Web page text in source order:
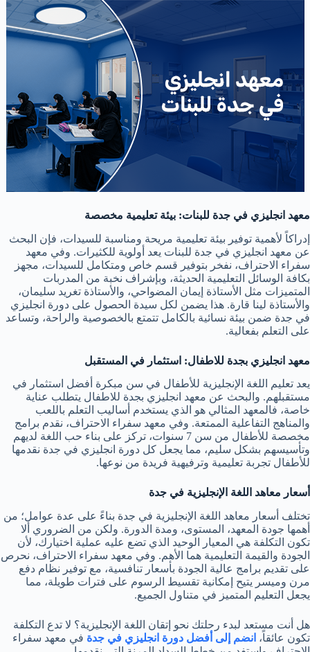
معهد انجليزي في جدة للبنات: بيئة تعليمية مخصصة
إدراكاً لأهمية توفير بيئة تعليمية مريحة ومناسبة للسيدات، فإن البحث
عن معهد انجليزي في جدة للبنات يعد أولوية للكثيرات. وفي معهد
سفراء الاحتراف، نفخر بتوفير قسم خاص ومتكامل للسيدات، مجهز
بكافة الوسائل التعليمية الحديثة، وبإشراف نخبة من المدربات
المتميزات مثل الأستاذة إيمان المضواحي، والأستاذة تغريد سليمان،
والأستاذة لينا قارة. هذا يضمن لكل سيدة الحصول على دورة انجليزي
في جدة ضمن بيئة نسائية بالكامل تتمتع بالخصوصية والراحة، وتساعد
على التعلم بفعالية.
معهد انجليزي بجدة للاطفال: استثمار في المستقبل
يعد تعليم اللغة الإنجليزية للأطفال في سن مبكرة أفضل استثمار في
مستقبلهم. والبحث عن معهد انجليزي بجدة للاطفال يتطلب عناية
خاصة، فالمعهد المثالي هو الذي يستخدم أساليب التعلم باللعب
والمناهج التفاعلية الممتعة. وفي معهد سفراء الاحتراف، نقدم برامج
مخصصة للأطفال من سن 7 سنوات، تركز على بناء حب اللغة لديهم
وتأسيسهم بشكل سليم، مما يجعل كل دورة انجليزي في جدة نقدمها
للأطفال تجربة تعليمية وترفيهية فريدة من نوعها.
أسعار معاهد اللغة الإنجليزية في جدة
تختلف أسعار معاهد اللغة الإنجليزية في جدة بناءً على عدة عوامل؛ من
أهمها جودة المعهد، المستوى، ومدة الدورة. ولكن من الضروري ألا
تكون التكلفة هي المعيار الوحيد الذي تضع عليه عملية اختيارك، لأن
الجودة والقيمة التعليمية هما الأهم. وفي معهد سفراء الاحتراف، نحرص
على تقديم برامج عالية الجودة بأسعار تنافسية، مع توفير نظام دفع
مرن وميسر يتيح إمكانية تقسيط الرسوم على فترات طويلة، مما
يجعل التعليم المتميز في متناول الجميع.
هل أنت مستعد لبدء رحلتك نحو إتقان اللغة الإنجليزية؟ لا تدع التكلفة
تكون عائقاً، انضم إلى أفضل دورة انجليزي في جدة في معهد سفراء